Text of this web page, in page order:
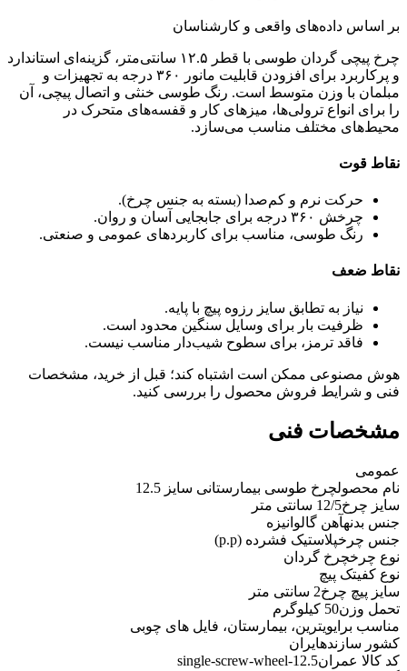
بر اساس داده‌های واقعی و کارشناسان
چرخ پیچی گردان طوسی با قطر ۱۲.۵ سانتی‌متر، گزینه‌ای استاندارد
و پرکاربرد برای افزودن قابلیت مانور ۳۶۰ درجه به تجهیزات و
مبلمان با وزن متوسط است. رنگ طوسی خنثی و اتصال پیچی، آن
را برای انواع ترولی‌ها، میزهای کار و قفسه‌های متحرک در
محیط‌های مختلف مناسب می‌سازد.
نقاط قوت
حرکت نرم و کم‌صدا (بسته به جنس چرخ).
چرخش ۳۶۰ درجه برای جابجایی آسان و روان.
رنگ طوسی، مناسب برای کاربردهای عمومی و صنعتی.
نقاط ضعف
نیاز به تطابق سایز رزوه پیچ با پایه.
ظرفیت بار برای وسایل سنگین محدود است.
فاقد ترمز، برای سطوح شیب‌دار مناسب نیست.
هوش مصنوعی ممکن است اشتباه کند؛ قبل از خرید، مشخصات
فنی و شرایط فروش محصول را بررسی کنید.
مشخصات فنی
عمومی
نام محصولچرخ طوسی بیمارستانی سایز 12.5
سایز چرخ12/5 سانتی متر
جنس بدنهآهن گالوانیزه
جنس چرخپلاستیک فشرده (p.p)
نوع چرخچرخ گردان
نوع کفیتک پیچ
سایز پیچ چرخ2 سانتی متر
تحمل وزن50 کیلوگرم
مناسب برایویترین، بیمارستان، فایل های چوبی
کشور سازندهایران
کد کالا عمرانsingle-screw-wheel-12.5